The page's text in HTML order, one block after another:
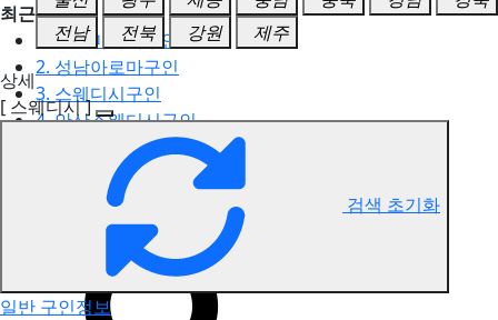
최근검색어
1. 일산마사지구인
2. 성남아로마구인
3. 스웨디시구인
4. 안산스웨디시구인
5. 아로마구인
의왕 스웨디시 구인정보
전남
전북 강원
제주
상세
[ 스웨디시 ]
검색 초기화
일반 구인정보